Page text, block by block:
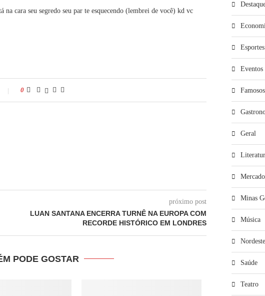
cara seu segredo seu par te esquecendo (lembrei de você) kd vc
0
próximo post
LUAN SANTANA ENCERRA TURNÊ NA EUROPA COM
RECORDE HISTÓRICO EM LONDRES
PODE GOSTAR
Esportes
Eventos
Famosos
Geral
Mercado
Minas
Música
Nordeste
Saúde
Teatro